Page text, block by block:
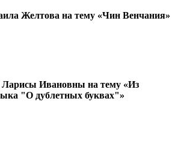
Желтова на тему «Чин Венчания»
Ивановны на тему «Из
"О дублетных буквах"»